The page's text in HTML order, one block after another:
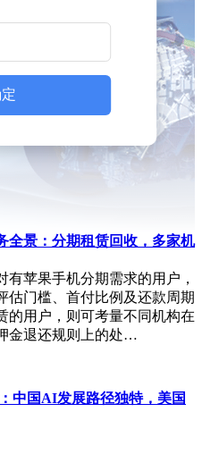
亚迪第二代刀片电池与闪充技
高精度ADC模块，可实现
级响应的数据支持。在
全程监测电池状态，确保充
内置16/18个均衡开关，支持
全景：分期租赁回收，多家机
苹果手机分期需求的用户，
估门槛、首付比例及还款周期
的用户，则可考量不同机构在
金退还规则上的处…
中国AI发展路径独特，美国